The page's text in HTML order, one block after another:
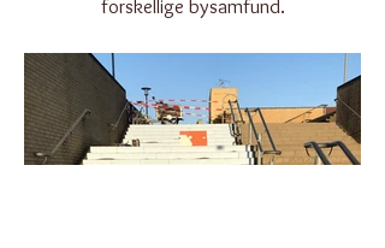
forskellige bysamfund.